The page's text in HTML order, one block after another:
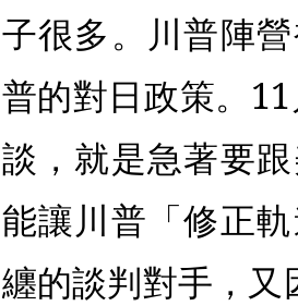
子很多。川普陣
普的對日政策。
談，就是急著要
能讓川普「修正
纏的談判對手，又